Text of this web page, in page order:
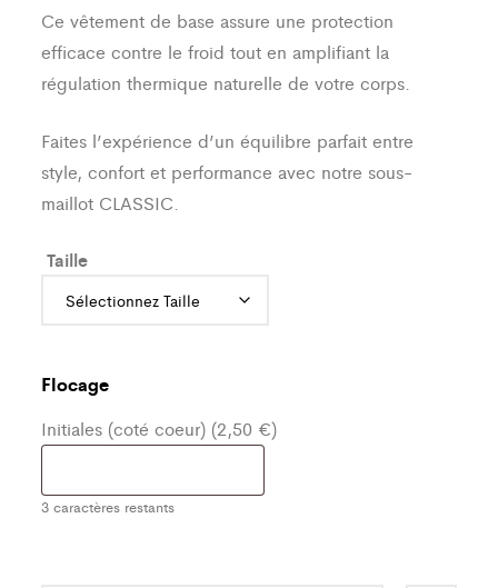
Ce vêtement de base assure une protection
efficace contre le froid tout en amplifiant la
régulation thermique naturelle de votre corps.
Faites l’expérience d’un équilibre parfait entre
style, confort et performance avec notre sous-
maillot CLASSIC.
Taille
Flocage
Initiales (coté coeur) (2,50 €)
3 caractères restants